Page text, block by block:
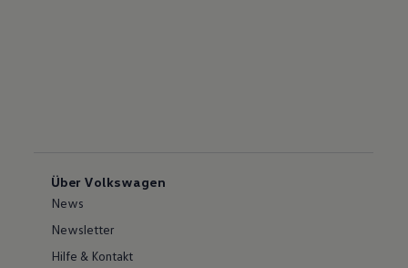
Über Volkswagen
News
Newsletter
Hilfe & Kontakt